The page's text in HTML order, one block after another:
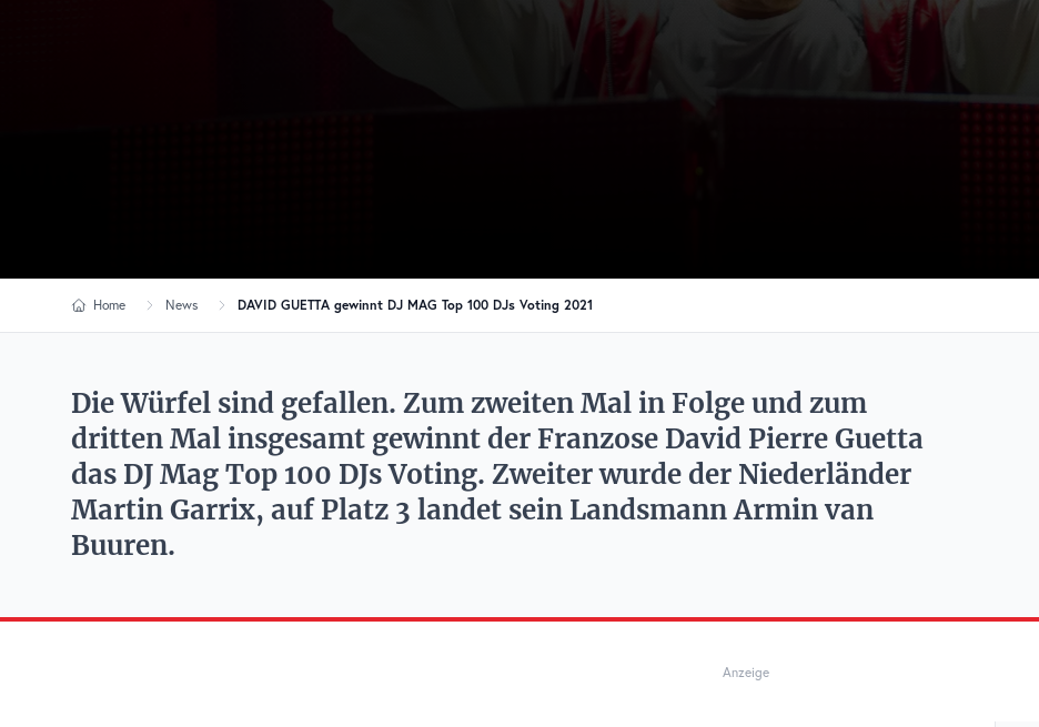
Home News DAVID GUETTA gewinnt DJ MAG Top 100 DJs Voting 2021
Die Würfel sind gefallen. Zum zweiten Mal in Folge und zum
dritten Mal insgesamt gewinnt der Franzose David Pierre Guetta
das DJ Mag Top 100 DJs Voting. Zweiter wurde der Niederländer
Martin Garrix, auf Platz 3 landet sein Landsmann Armin van
Buuren.
Anzeige